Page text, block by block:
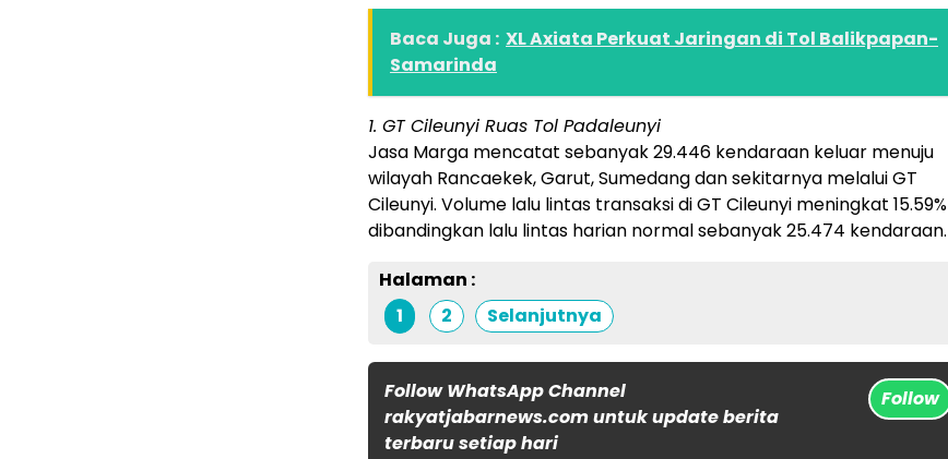
Baca Juga : XL Axiata Perkuat Jaringan di Tol Balikpapan-
Samarinda
1. GT Cileunyi Ruas Tol Padaleunyi
Jasa Marga mencatat sebanyak 29.446 kendaraan keluar menuju
wilayah Rancaekek, Garut, Sumedang dan sekitarnya melalui GT
Cileunyi. Volume lalu lintas transaksi di GT Cileunyi meningkat 15.59%
dibandingkan lalu lintas harian normal sebanyak 25.474 kendaraan.
Halaman :
1
2 Selanjutnya
Follow WhatsApp Channel
rakyatjabarnews.com untuk update berita
terbaru setiap hari
Follow